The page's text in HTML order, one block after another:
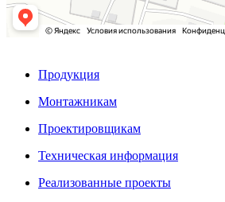
Продукция
Монтажникам
Проектировщикам
Техническая информация
Реализованные проекты